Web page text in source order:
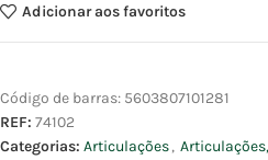
Adicionar aos favoritos
Código de barras: 5603807101281
REF: 74102
Categorias: Articulações,